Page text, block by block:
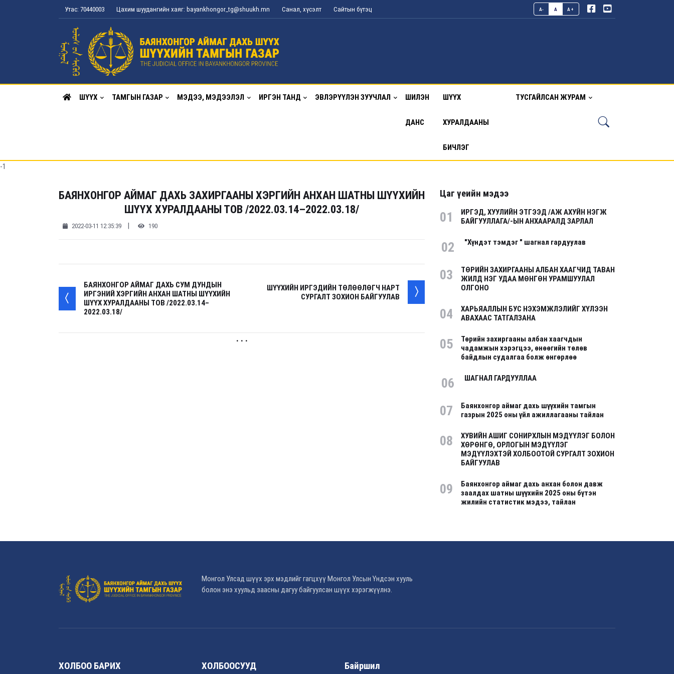
Утас: 70440003 Цахим шуудангийн хаяг: bayankhongor_tg@shuukh.mn Санал, хүсэлт Сайтын бүтэц A- A A+
ШҮҮХ ТАМГЫН ГАЗАР МЭДЭЭ, МЭДЭЭЛЭЛ ИРГЭН ТАНД ЭВЛЭРҮҮЛЭН ЗУУЧЛАЛ ШИЛЭН
ДАНС
ШҮҮХ
ХУРАЛДААНЫ
БИЧЛЭГ
ТУСГАЙЛСАН ЖУРАМ
-1
БАЯНХОНГОР АЙМАГ ДАХЬ ЗАХИРГААНЫ ХЭРГИЙН АНХАН ШАТНЫ ШҮҮХИЙН
ШҮҮХ ХУРАЛДААНЫ ТОВ /2022.03.14–2022.03.18/
2022-03-11 12:35:39 | 190
БАЯНХОНГОР АЙМАГ ДАХЬ СУМ ДУНДЫН
ИРГЭНИЙ ХЭРГИЙН АНХАН ШАТНЫ ШҮҮХИЙН
ШҮҮХ ХУРАЛДААНЫ ТОВ /2022.03.14–
2022.03.18/
ШҮҮХИЙН ИРГЭДИЙН ТӨЛӨӨЛӨГЧ НАРТ
СУРГАЛТ ЗОХИОН БАЙГУУЛАВ
. . .
Цаг үеийн мэдээ
01
ИРГЭД, ХУУЛИЙН ЭТГЭЭД /АЖ АХУЙН НЭГЖ
БАЙГУУЛЛАГА/-ЫН АНХААРАЛД ЗАРЛАЛ
02 "Хүндэт тэмдэг " шагнал гардуулав
03
ТӨРИЙН ЗАХИРГААНЫ АЛБАН ХААГЧИД ТАВАН
ЖИЛД НЭГ УДАА МӨНГӨН УРАМШУУЛАЛ
ОЛГОНО
04
ХАРЬЯАЛЛЫН БУС НЭХЭМЖЛЭЛИЙГ ХҮЛЭЭН
АВАХААС ТАТГАЛЗАНА
05
Төрийн захиргааны албан хаагчдын
чадамжын хэрэгцээ, өнөөгийн төлөв
байдлын судалгаа болж өнгөрлөө
06 ШАГНАЛ ГАРДУУЛЛАА
07
Баянхонгор аймаг дахь шүүхийн тамгын
газрын 2025 оны үйл ажиллагааны тайлан
08
ХУВИЙН АШИГ СОНИРХЛЫН МЭДҮҮЛЭГ БОЛОН
ХӨРӨНГӨ, ОРЛОГЫН МЭДҮҮЛЭГ
МЭДҮҮЛЭХТЭЙ ХОЛБООТОЙ СУРГАЛТ ЗОХИОН
БАЙГУУЛАВ
09
Баянхонгор аймаг дахь анхан болон давж
заалдах шатны шүүхийн 2025 оны бүтэн
жилийн статистик мэдээ, тайлан
Монгол Улсад шүүх эрх мэдлийг гагцхүү Монгол Улсын Үндсэн хууль
болон энэ хуульд заасны дагуу байгуулсан шүүх хэрэгжүүлнэ.
ХОЛБОО БАРИХ ХОЛБООСУУД Байршил